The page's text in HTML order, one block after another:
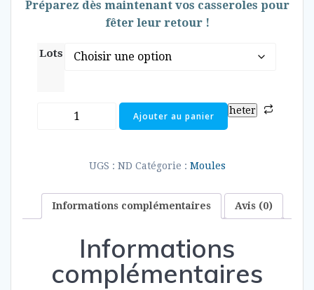
Préparez dès maintenant vos casseroles pour
fêter leur retour !
Lots
heter
Ajouter au panier
UGS : ND Catégorie : Moules
Informations complémentaires Avis (0)
Informations
complémentaires